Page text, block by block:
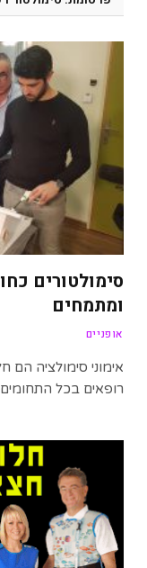
סימולטורים
ומתמחים
אופניים
אימוני סימולציה
רופאים בכל התחומים.